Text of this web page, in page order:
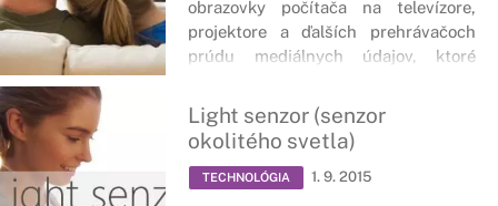
obrazovky počítača na televízore,
projektore a ďalších prehrávačoch
prúdu mediálnych údajov, ktoré
Light senzor (senzor
okolitého svetla)
TECHNOLÓGIA 1. 9. 2015